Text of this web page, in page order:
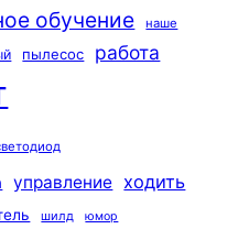
обучение наше
пылесос работа
управление ходить
шилд юмор